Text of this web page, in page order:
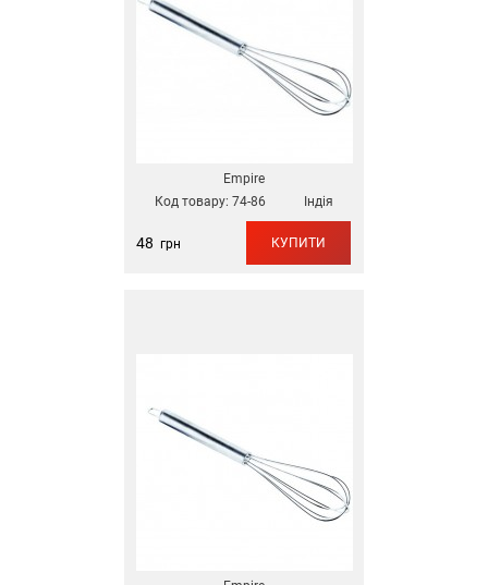
Empire
Код товару: 74-86 Індія
48 грн КУПИТИ